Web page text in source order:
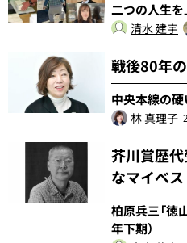
二つの人生
清水 建宇
戦後80年
中央本線の
林 真理子
芥川賞歴代
なマイベス
柏原兵三「徳
年下期）